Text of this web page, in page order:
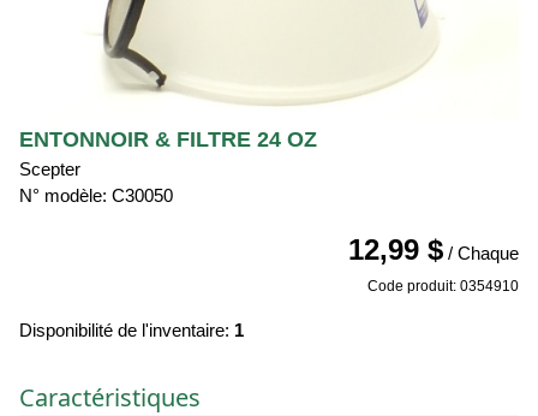
ENTONNOIR & FILTRE 24 OZ
Scepter
N° modèle: C30050
12,99 $ / Chaque
Code produit: 0354910
Disponibilité de l'inventaire: 1
Caractéristiques